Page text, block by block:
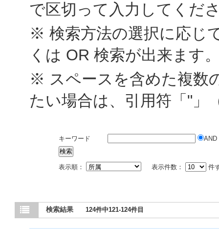
で区切って入力してくだ
※ 検索方法の選択に応じ
くは OR 検索が出来ます
※ スペースを含めた複数
たい場合は、引用符「"」
キーワード AND
表示順： 表示件数： 件
検索結果 124件中121-124件目